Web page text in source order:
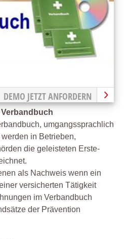
DEMO JETZT ANFORDERN
umgangssprachlich
in Betrieben,
die geleisteten Erste-
als Nachweis wenn ein
versicherten Tätigkeit
im Verbandbuch
der Prävention